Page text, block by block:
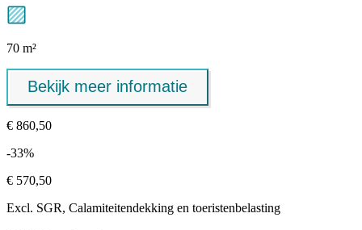
70 m²
Bekijk meer informatie
€ 860,50
-33%
€ 570,50
Excl. SGR, Calamiteitendekking en toeristenbelasting